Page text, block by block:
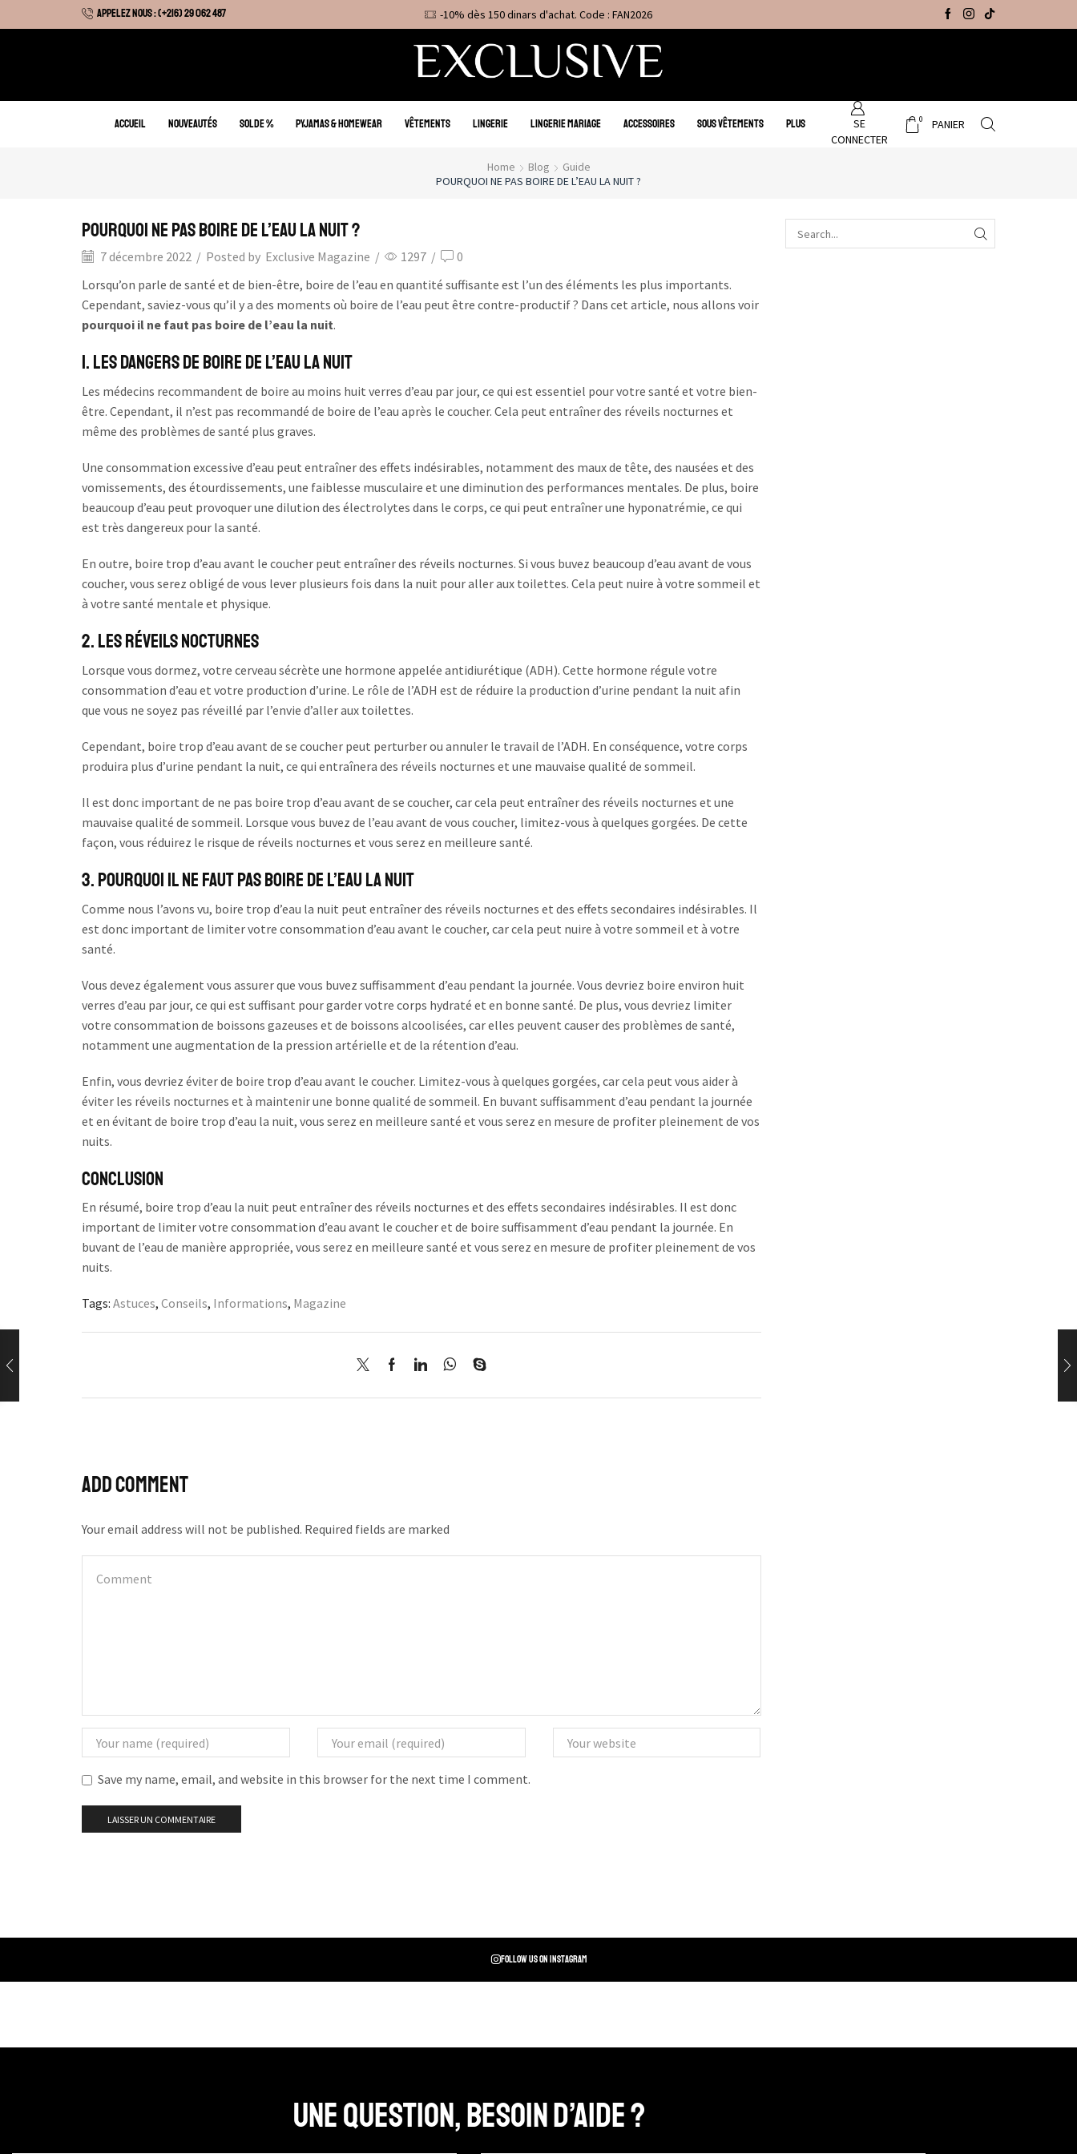
APPELEZ NOUS : (+216) 29 062 487
Hiver : Livraison gratuite sur tous nos articles -10% dès 150 dinars d'achat. Code : FAN2026 Promo Hiver : Livraison gratuite sur tous
ACCUEIL NOUVEAUTÉS SOLDE % PYJAMAS & HOMEWEAR VÊTEMENTS LINGERIE LINGERIE MARIAGE ACCESSOIRES SOUS VÊTEMENTS PLUS
SE
CONNECTER
0 PANIER
Home Blog
Guide
POURQUOI NE PAS BOIRE DE L’EAU LA NUIT ?
Pourquoi Ne Pas Boire de l’Eau la Nuit ?
7 décembre 2022 / Posted by Exclusive Magazine / 1297 /
0
Lorsqu’on parle de santé et de bien-être, boire de l’eau en quantité suffisante est l’un des éléments les plus importants.
Cependant, saviez-vous qu’il y a des moments où boire de l’eau peut être contre-productif ? Dans cet article, nous allons voir
pourquoi il ne faut pas boire de l’eau la nuit.
1. Les Dangers de Boire de l’Eau la Nuit
Les médecins recommandent de boire au moins huit verres d’eau par jour, ce qui est essentiel pour votre santé et votre bien-
être. Cependant, il n’est pas recommandé de boire de l’eau après le coucher. Cela peut entraîner des réveils nocturnes et
même des problèmes de santé plus graves.
Une consommation excessive d’eau peut entraîner des effets indésirables, notamment des maux de tête, des nausées et des
vomissements, des étourdissements, une faiblesse musculaire et une diminution des performances mentales. De plus, boire
beaucoup d’eau peut provoquer une dilution des électrolytes dans le corps, ce qui peut entraîner une hyponatrémie, ce qui
est très dangereux pour la santé.
En outre, boire trop d’eau avant le coucher peut entraîner des réveils nocturnes. Si vous buvez beaucoup d’eau avant de vous
coucher, vous serez obligé de vous lever plusieurs fois dans la nuit pour aller aux toilettes. Cela peut nuire à votre sommeil et
à votre santé mentale et physique.
2. Les Réveils Nocturnes
Lorsque vous dormez, votre cerveau sécrète une hormone appelée antidiurétique (ADH). Cette hormone régule votre
consommation d’eau et votre production d’urine. Le rôle de l’ADH est de réduire la production d’urine pendant la nuit afin
que vous ne soyez pas réveillé par l’envie d’aller aux toilettes.
Cependant, boire trop d’eau avant de se coucher peut perturber ou annuler le travail de l’ADH. En conséquence, votre corps
produira plus d’urine pendant la nuit, ce qui entraînera des réveils nocturnes et une mauvaise qualité de sommeil.
Il est donc important de ne pas boire trop d’eau avant de se coucher, car cela peut entraîner des réveils nocturnes et une
mauvaise qualité de sommeil. Lorsque vous buvez de l’eau avant de vous coucher, limitez-vous à quelques gorgées. De cette
façon, vous réduirez le risque de réveils nocturnes et vous serez en meilleure santé.
3. Pourquoi Il Ne Faut Pas Boire de l’Eau la Nuit
Comme nous l’avons vu, boire trop d’eau la nuit peut entraîner des réveils nocturnes et des effets secondaires indésirables. Il
est donc important de limiter votre consommation d’eau avant le coucher, car cela peut nuire à votre sommeil et à votre
santé.
Vous devez également vous assurer que vous buvez suffisamment d’eau pendant la journée. Vous devriez boire environ huit
verres d’eau par jour, ce qui est suffisant pour garder votre corps hydraté et en bonne santé. De plus, vous devriez limiter
votre consommation de boissons gazeuses et de boissons alcoolisées, car elles peuvent causer des problèmes de santé,
notamment une augmentation de la pression artérielle et de la rétention d’eau.
Enfin, vous devriez éviter de boire trop d’eau avant le coucher. Limitez-vous à quelques gorgées, car cela peut vous aider à
éviter les réveils nocturnes et à maintenir une bonne qualité de sommeil. En buvant suffisamment d’eau pendant la journée
et en évitant de boire trop d’eau la nuit, vous serez en meilleure santé et vous serez en mesure de profiter pleinement de vos
nuits.
Conclusion
En résumé, boire trop d’eau la nuit peut entraîner des réveils nocturnes et des effets secondaires indésirables. Il est donc
important de limiter votre consommation d’eau avant le coucher et de boire suffisamment d’eau pendant la journée. En
buvant de l’eau de manière appropriée, vous serez en meilleure santé et vous serez en mesure de profiter pleinement de vos
nuits.
Tags: Astuces, Conseils, Informations, Magazine
Add comment
Your email address will not be published. Required fields are marked
Save my name, email, and website in this browser for the next time I comment.
Follow us on instagram
Une question, Besoin d’aide ?